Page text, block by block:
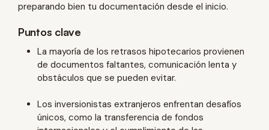
preparando bien tu documentación desde el inicio.
Puntos clave
La mayoría de los retrasos hipotecarios provienen
de documentos faltantes, comunicación lenta y
obstáculos que se pueden evitar.
Los inversionistas extranjeros enfrentan desafíos
únicos, como la transferencia de fondos